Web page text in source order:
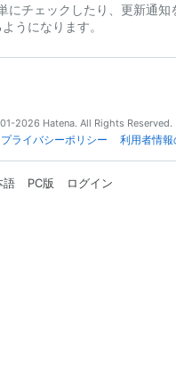
にチェックしたり、更新通知
ようになります。
2026 Hatena. All Rights Reserved.
プライバシーポリシー 利用者情
語 PC版 ログイン